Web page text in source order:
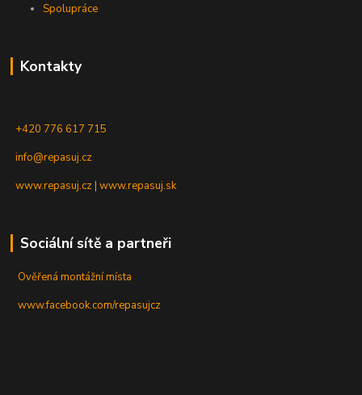
Spolupráce
Kontakty
+420 776 617 715
info@repasuj.cz
www.repasuj.cz |www.repasuj.sk
Sociální sítě a partneři
Ověřená montážní místa
www.facebook.com/repasujcz